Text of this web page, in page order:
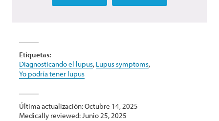
Etiquetas:
Diagnosticando el lupus, Lupus symptoms,
Yo podría tener lupus
Última actualización: Octubre 14, 2025
Medically reviewed: Junio 25, 2025